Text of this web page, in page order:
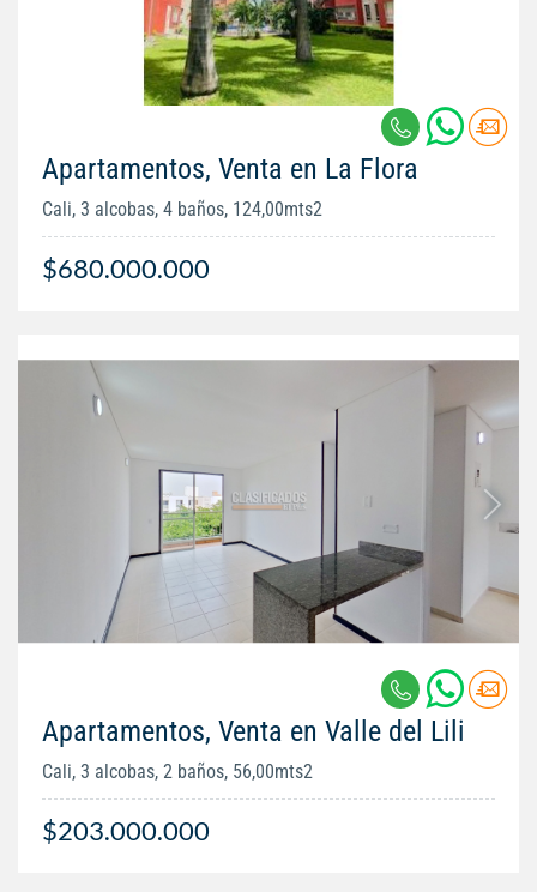
Apartamentos, Venta en La Flora
Cali, 3 alcobas, 4 baños, 124,00mts2
$680.000.000
Apartamentos, Venta en Valle del Lili
Cali, 3 alcobas, 2 baños, 56,00mts2
$203.000.000